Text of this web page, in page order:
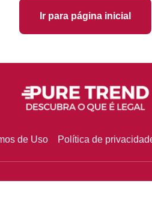
Ir para página inicial
de Uso Política de